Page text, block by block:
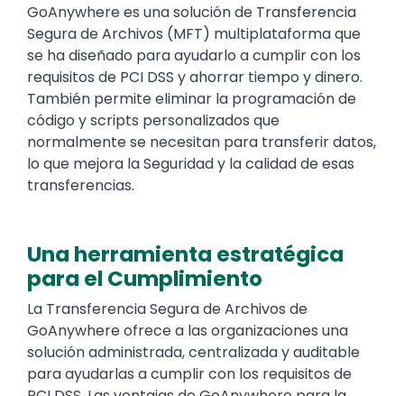
GoAnywhere es una solución de Transferencia
Segura de Archivos (MFT) multiplataforma que
se ha diseñado para ayudarlo a cumplir con los
requisitos de PCI DSS y ahorrar tiempo y dinero.
También permite eliminar la programación de
código y scripts personalizados que
normalmente se necesitan para transferir datos,
lo que mejora la Seguridad y la calidad de esas
transferencias.
Una herramienta estratégica
para el Cumplimiento
La Transferencia Segura de Archivos de
GoAnywhere ofrece a las organizaciones una
solución administrada, centralizada y auditable
para ayudarlas a cumplir con los requisitos de